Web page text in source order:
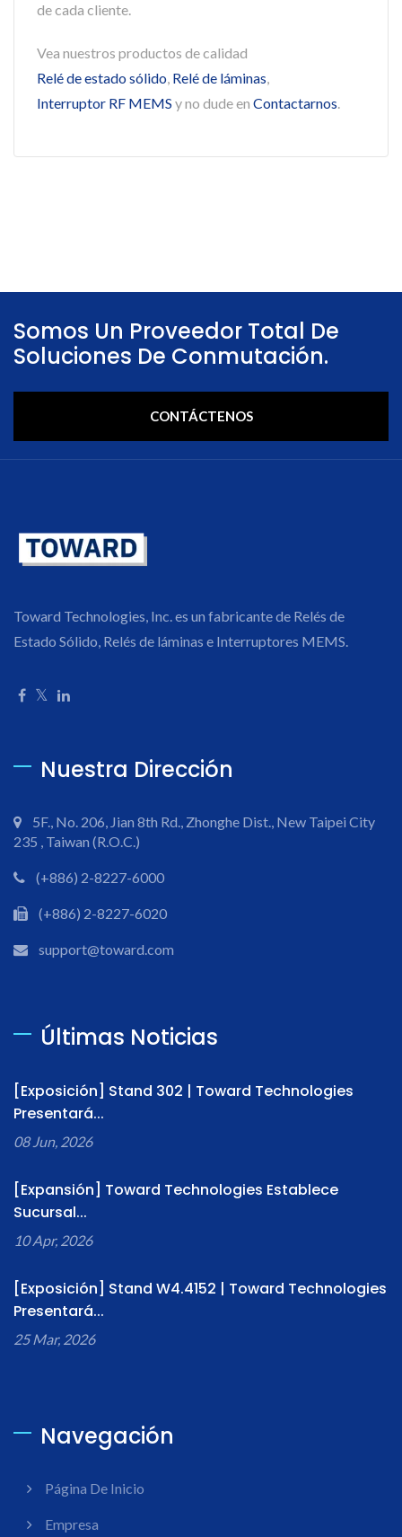
de cada cliente.
Vea nuestros productos de calidad
Relé de estado sólido, Relé de láminas,
Interruptor RF MEMS y no dude en Contactarnos.
Somos Un Proveedor Total De
Soluciones De Conmutación.
CONTÁCTENOS
Toward Technologies, Inc. es un fabricante de Relés de
Estado Sólido, Relés de láminas e Interruptores MEMS.
Nuestra Dirección
5F., No. 206, Jian 8th Rd., Zhonghe Dist., New Taipei City
235 , Taiwan (R.O.C.)
(+886) 2-8227-6000
(+886) 2-8227-6020
support@toward.com
Últimas Noticias
[Exposición] Stand 302 | Toward Technologies
Presentará...
08 Jun, 2026
[Expansión] Toward Technologies Establece
Sucursal...
10 Apr, 2026
[Exposición] Stand W4.4152 | Toward Technologies
Presentará...
25 Mar, 2026
Navegación
Página De Inicio
Empresa